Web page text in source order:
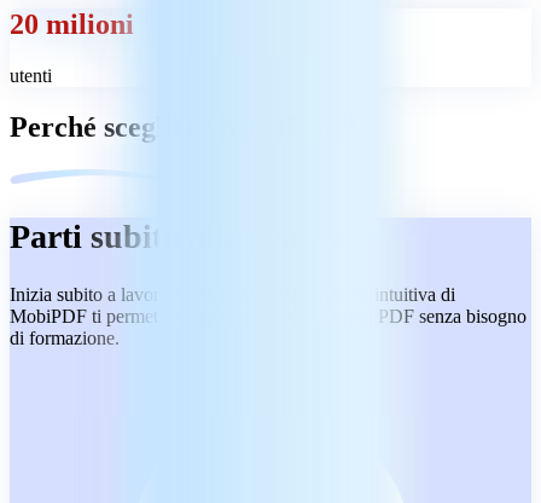
20 milioni
utenti
Perché scegliere MobiPDF?
Parti subito alla grande
Inizia subito a lavorare con i PDF. L’interfaccia intuitiva di
MobiPDF ti permette di gestire ogni documento PDF senza bisogno
di formazione.